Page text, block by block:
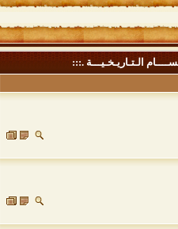
الـتـاريـخـيـــة .:::